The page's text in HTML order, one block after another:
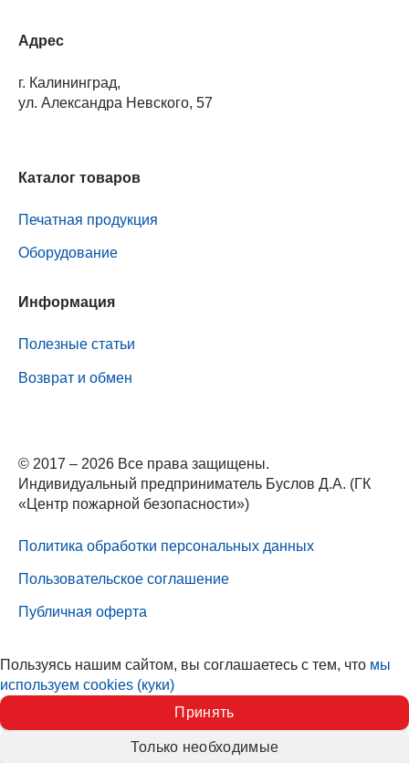
Адрес
г. Калининград,
ул. Александра Невского, 57
Каталог товаров
Печатная продукция
Оборудование
Информация
Полезные статьи
Возврат и обмен
© 2017 – 2026 Все права защищены.
Индивидуальный предприниматель Буслов Д.А. (ГК
«Центр пожарной безопасности»)
Политика обработки персональных данных
Пользовательское соглашение
Публичная оферта
Пользуясь нашим сайтом, вы соглашаетесь с тем, что мы
используем cookies (куки)
Принять
Только необходимые